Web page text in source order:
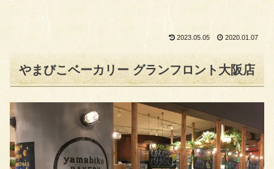
2023.05.05 2020.01.07
やまびこベーカリー グランフロント大阪店